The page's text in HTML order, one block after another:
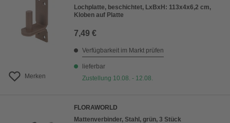
Merken
Lochplatte, beschichtet, LxBxH: 113x4x6,2 cm,
Kloben auf Platte
7,49 €
Verfügbarkeit im Markt prüfen
lieferbar
Zustellung 10.08. - 12.08.
FLORAWORLD
Mattenverbinder, Stahl, grün, 3 Stück